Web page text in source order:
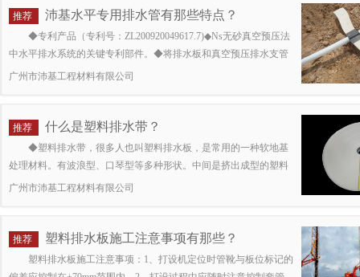
推荐 沛基水平专用排水管有那些特点？
◆专利产品（专利号：ZL200920049617.7)◆Ns无砂真空预压法
中水平排水系统的关键专利部件。◆将排水板和真空预压排水支管
(波纹滤管)连接，密封性和排水效率大幅提高。◆塑料排水板→板
大◆气密性好◆使用寿命长
广州市沛基工程材料有限公司
推荐 什么是塑料排水带？
◆塑料排水带，很多人也叫塑料排水板，是常用的一种软地基
处理材料。有波浪型、口琴型等多种形状。中间是挤出成型的塑料
芯板，是排水带的骨架和通道，其断面呈并联十字，两面以非织造
进行软基处理的良好垂直通道，大大缩短软土固结时间。◆塑料排
水带芯板起骨架作用，截面形成的纵向沟槽供通水之用，而滤膜
广州市沛基工程材料有限公司
推荐 塑料排水板施工注意事项有那些？
塑料排水板施工注意事项：1、打设机定位时管靴与板位标记的